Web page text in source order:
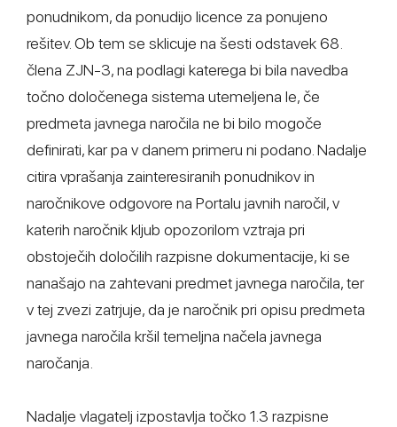
ponudnikom, da ponudijo licence za ponujeno
rešitev. Ob tem se sklicuje na šesti odstavek 68.
člena ZJN-3, na podlagi katerega bi bila navedba
točno določenega sistema utemeljena le, če
predmeta javnega naročila ne bi bilo mogoče
definirati, kar pa v danem primeru ni podano. Nadalje
citira vprašanja zainteresiranih ponudnikov in
naročnikove odgovore na Portalu javnih naročil, v
katerih naročnik kljub opozorilom vztraja pri
obstoječih določilih razpisne dokumentacije, ki se
nanašajo na zahtevani predmet javnega naročila, ter
v tej zvezi zatrjuje, da je naročnik pri opisu predmeta
javnega naročila kršil temeljna načela javnega
naročanja.
Nadalje vlagatelj izpostavlja točko 1.3 razpisne